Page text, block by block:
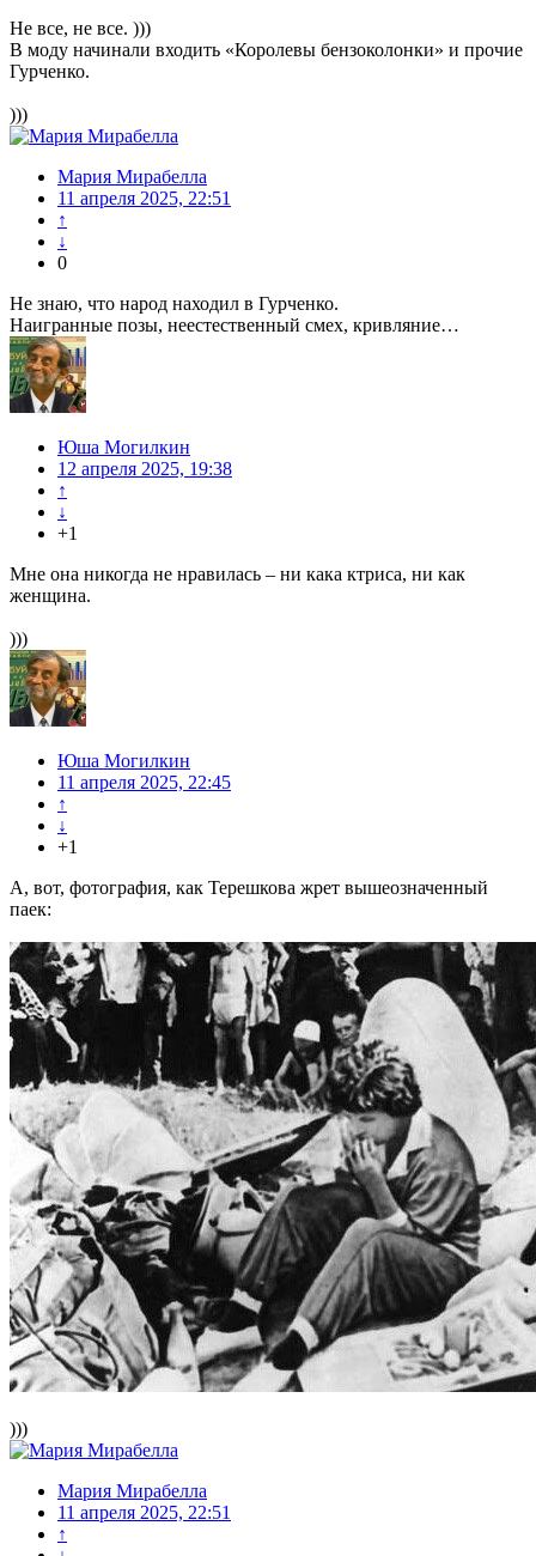
Не все, не все. )))
В моду начинали входить «Королевы бензоколонки» и прочие
Гурченко.
)))
Мария Мирабелла
11 апреля 2025, 22:51
↑
↓
0
Не знаю, что народ находил в Гурченко.
Наигранные позы, неестественный смех, кривляние…
Юша Могилкин
12 апреля 2025, 19:38
↑
↓
+1
Мне она никогда не нравилась – ни кака ктриса, ни как
женщина.
)))
Юша Могилкин
11 апреля 2025, 22:45
↑
↓
+1
А, вот, фотография, как Терешкова жрет вышеозначенный
паек:
)))
Мария Мирабелла
11 апреля 2025, 22:51
↑